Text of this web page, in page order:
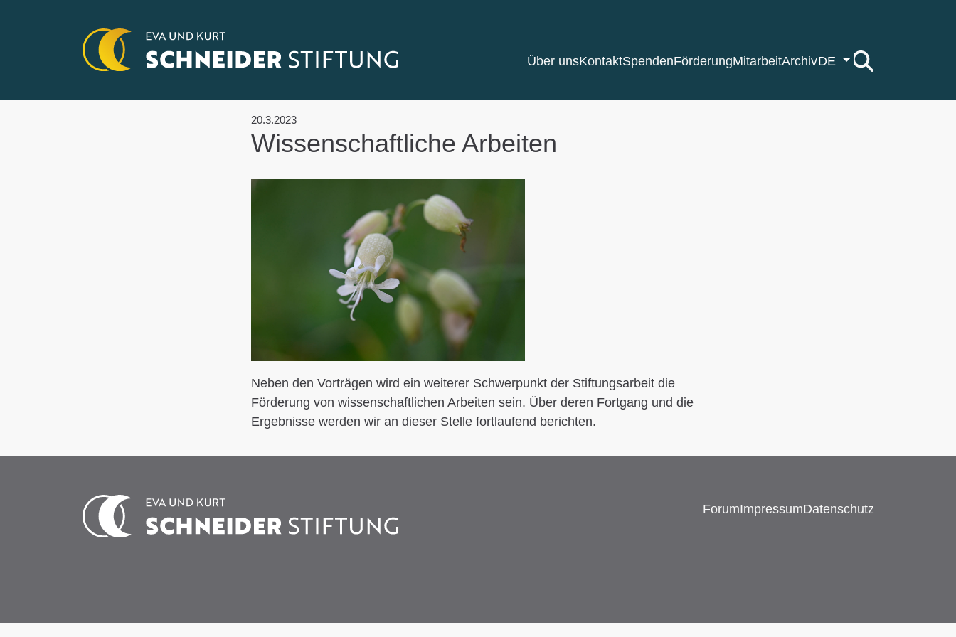
Über unsKontaktSpendenFörderungMitarbeitArchivDE
20.3.2023
Wissenschaftliche Arbeiten
Neben den Vorträgen wird ein weiterer Schwerpunkt der Stiftungsarbeit die
Förderung von wissenschaftlichen Arbeiten sein. Über deren Fortgang und die
Ergebnisse werden wir an dieser Stelle fortlaufend berichten.
ForumImpressumDatenschutz